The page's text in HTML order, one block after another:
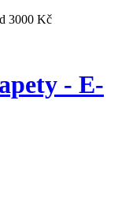
3000 Kč
- E-